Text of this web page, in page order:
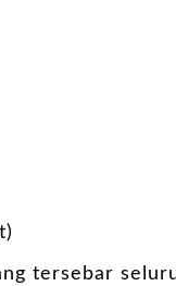
tersebar